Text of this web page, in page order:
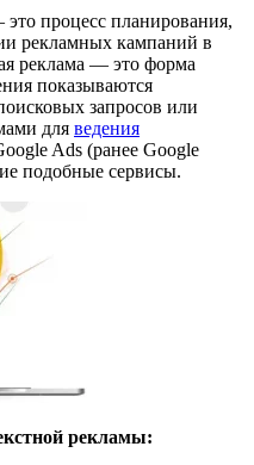
процесс планирования,
рекламных кампаний в
реклама — это форма
показываются
запросов или
для ведения
Ads (ранее Google
подобные сервисы.
рекламы: